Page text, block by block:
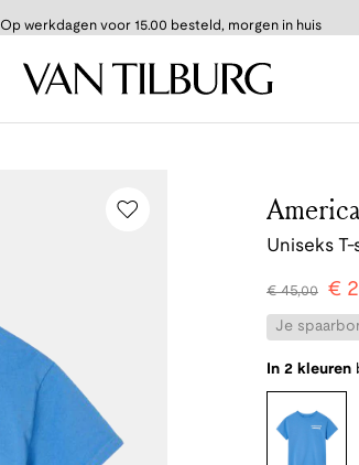
Op werkdagen voor 15.00 besteld, morgen in huis
Uniseks
€45,00 €
Je
In 2 kleuren